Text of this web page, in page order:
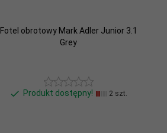
Fotel obrotowy Mark Adler Junior 3.1
Grey
Produkt dostępny! 2 szt.